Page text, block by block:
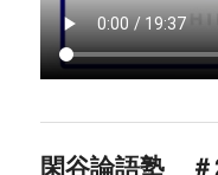
閑谷論語塾 ＃